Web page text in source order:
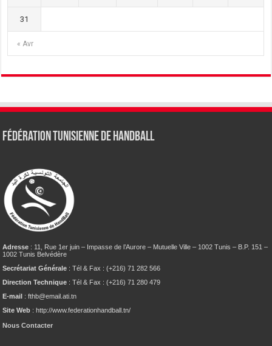
« Avr
31
Fédération tunisienne de Handball
Adresse : 11, Rue 1er juin – Impasse de l’Aurore – Mutuelle Ville – 1002 Tunis – B.P. 151 –
1002 Tunis Belvédère
Secrétariat Générale : Tél & Fax : (+216) 71 282 566
Direction Technique : Tél & Fax : (+216) 71 280 479
E-mail : fthb@email.ati.tn
Site Web : http://www.federationhandball.tn/
Nous Contacter